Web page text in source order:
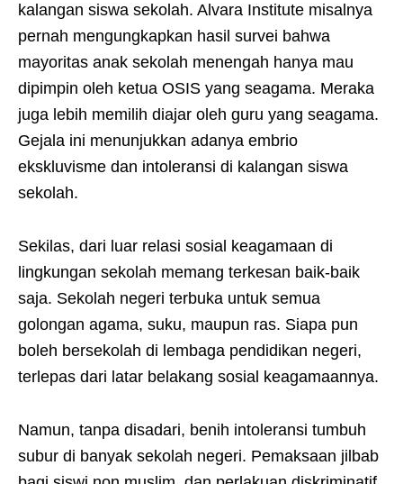
kalangan siswa sekolah. Alvara Institute misalnya
pernah mengungkapkan hasil survei bahwa
mayoritas anak sekolah menengah hanya mau
dipimpin oleh ketua OSIS yang seagama. Meraka
juga lebih memilih diajar oleh guru yang seagama.
Gejala ini menunjukkan adanya embrio
ekskluvisme dan intoleransi di kalangan siswa
sekolah.
Sekilas, dari luar relasi sosial keagamaan di
lingkungan sekolah memang terkesan baik-baik
saja. Sekolah negeri terbuka untuk semua
golongan agama, suku, maupun ras. Siapa pun
boleh bersekolah di lembaga pendidikan negeri,
terlepas dari latar belakang sosial keagamaannya.
Namun, tanpa disadari, benih intoleransi tumbuh
subur di banyak sekolah negeri. Pemaksaan jilbab